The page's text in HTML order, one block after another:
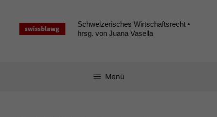
springen
Schweizerisches Wirtschaftsrecht •
hrsg. von Juana Vasella
Menü